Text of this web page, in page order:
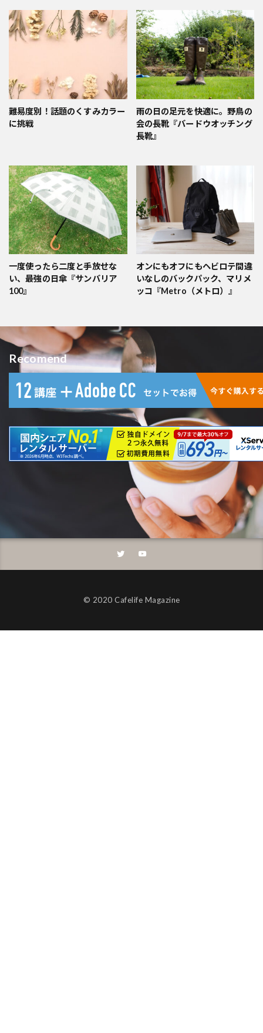
難易度別！話題のくすみカラー
に挑戦
雨の日の足元を快適に。野鳥の
会の長靴『バードウオッチング
長靴』
一度使ったら二度と手放せな
い、最強の日傘『サンバリア
100』
オンにもオフにもヘビロテ間違
いなしのバックパック、マリメ
ッコ『Metro（メトロ）』
Recomend
©︎ 2020 Cafelife Magazine